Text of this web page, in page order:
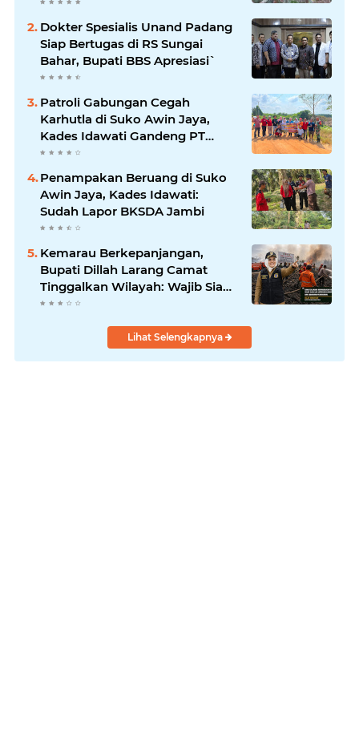
Dokter Spesialis Unand Padang
Siap Bertugas di RS Sungai
Bahar, Bupati BBS Apresiasi`
Patroli Gabungan Cegah
Karhutla di Suko Awin Jaya,
Kades Idawati Gandeng PT
BBB-S, TNI dan BPD
Penampakan Beruang di Suko
Awin Jaya, Kades Idawati:
Sudah Lapor BKSDA Jambi
Kemarau Berkepanjangan,
Bupati Dillah Larang Camat
Tinggalkan Wilayah: Wajib Siaga
Hadapi Karhutla dan Kebakaran
Lihat Selengkapnya